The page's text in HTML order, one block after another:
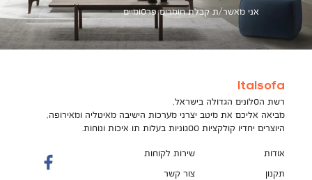
אני מאשר/ת קבלת חומרים פרסומיים
Italsofa
רשת הסלונים הגדולה בישראל,
מביאה אליכם את מיטב יצרני מערכות הישיבה מאיטליה ומאירופה,
היוצרים יחדיו קולקציות ססגוניות בעלות תו איכות ונוחות.
אודות
תקנון
שירות לקוחות
צור קשר